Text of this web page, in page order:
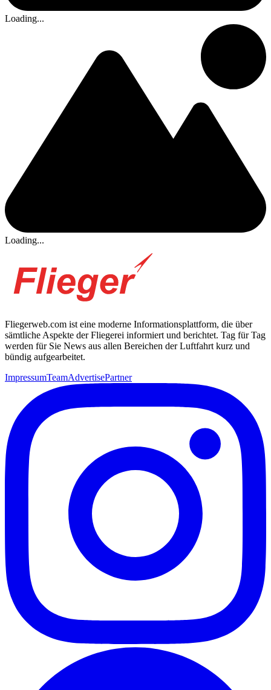
Loading...
Loading...
Fliegerweb.com ist eine moderne Informationsplattform, die über
sämtliche Aspekte der Fliegerei informiert und berichtet. Tag für Tag
werden für Sie News aus allen Bereichen der Luftfahrt kurz und
bündig aufgearbeitet.
ImpressumTeamAdvertisePartner